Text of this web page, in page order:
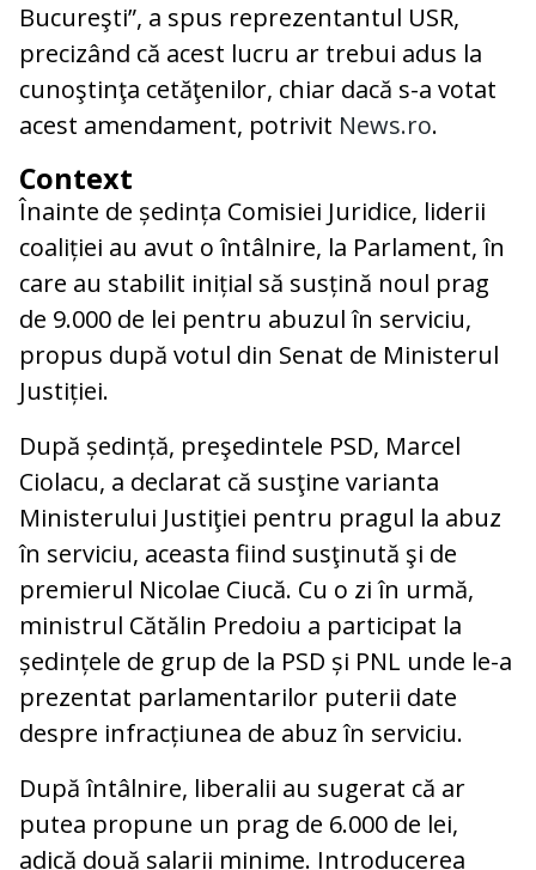
Bucureşti”, a spus reprezentantul USR,
precizând că acest lucru ar trebui adus la
cunoştinţa cetăţenilor, chiar dacă s-a votat
acest amendament, potrivit News.ro.
Context
Înainte de ședința Comisiei Juridice, liderii
coaliției au avut o întâlnire, la Parlament, în
care au stabilit inițial să susțină noul prag
de 9.000 de lei pentru abuzul în serviciu,
propus după votul din Senat de Ministerul
Justiției.
După ședință, preşedintele PSD, Marcel
Ciolacu, a declarat că susţine varianta
Ministerului Justiţiei pentru pragul la abuz
în serviciu, aceasta fiind susţinută şi de
premierul Nicolae Ciucă. Cu o zi în urmă,
ministrul Cătălin Predoiu a participat la
ședințele de grup de la PSD și PNL unde le-a
prezentat parlamentarilor puterii date
despre infracțiunea de abuz în serviciu.
După întâlnire, liberalii au sugerat că ar
putea propune un prag de 6.000 de lei,
adică două salarii minime. Introducerea